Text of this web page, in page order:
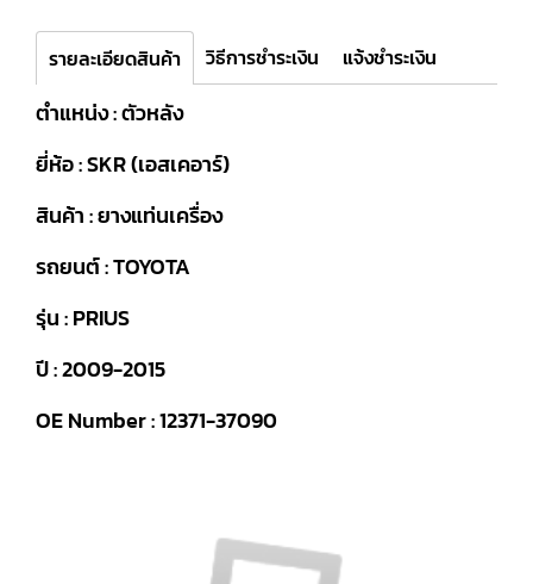
รายละเอียดสินค้า วิธีการชำระเงิน แจ้งชำระเงิน
ตำแหน่ง : ตัวหลัง
ยี่ห้อ : SKR (เอสเคอาร์)
สินค้า : ยางแท่นเครื่อง
รถยนต์ : TOYOTA
รุ่น : PRIUS
ปี : 2009-2015
OE Number : 12371-37090